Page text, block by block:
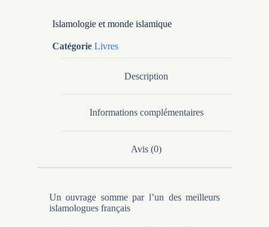
Islamologie et monde islamique
Catégorie Livres
Description
Informations complémentaires
Avis (0)
Un ouvrage somme par l’un des meilleurs
islamologues français